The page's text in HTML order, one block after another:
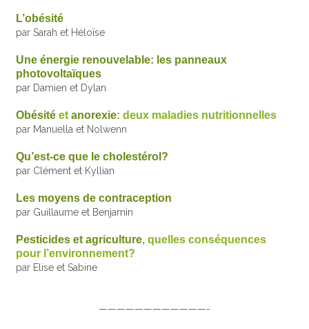
L’obésité
par Sarah et Héloïse
Une énergie renouvelable: les panneaux
photovoltaïques
par Damien et Dylan
Obésitéetanorexie: deux maladies nutritionnelles
par Manuella et Nolwenn
Qu’est-ce que le cholestérol?
par Clément et Kyllian
Les moyens de contraception
par Guillaume et Benjamin
Pesticides et agriculture, quelles conséquences
pour l’environnement?
par Elise et Sabine
————————————-